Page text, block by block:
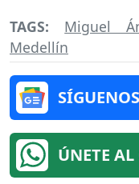
TAGS: Miguel
Medellín
ÚNETE